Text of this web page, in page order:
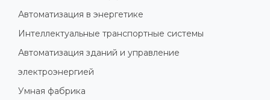
Автоматизация в энергетике
Интеллектуальные транспортные системы
Автоматизация зданий и управление
электроэнергией
Умная фабрика